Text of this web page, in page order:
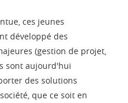
ces jeunes
développé des
(gestion de projet,
sont aujourd'hui
des solutions
que ce soit en